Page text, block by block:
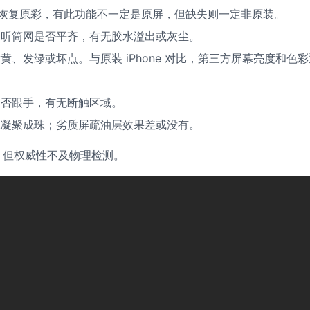
原彩，有此功能不一定是原屏，但缺失则一定非原装。
网是否平齐，有无胶水溢出或灰尘。
、发绿或坏点。与原装 iPhone 对比，第三方屏幕亮度和色
跟手，有无断触区域。
成珠；劣质屏疏油层效果差或没有。
权威性不及物理检测。